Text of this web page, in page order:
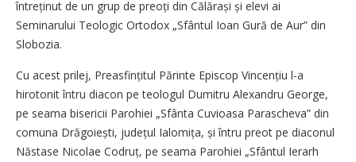
întreținut de un grup de preoți din Călărași și elevi ai
Seminarului Teologic Ortodox „Sfântul Ioan Gură de Aur” din
Slobozia.
Cu acest prilej, Preasfințitul Părinte Episcop Vincențiu l-a
hirotonit întru diacon pe teologul Dumitru Alexandru George,
pe seama bisericii Parohiei „Sfânta Cuvioasa Parascheva” din
comuna Drăgoiești, județul Ialomița, și întru preot pe diaconul
Năstase Nicolae Codruț, pe seama Parohiei „Sfântul Ierarh